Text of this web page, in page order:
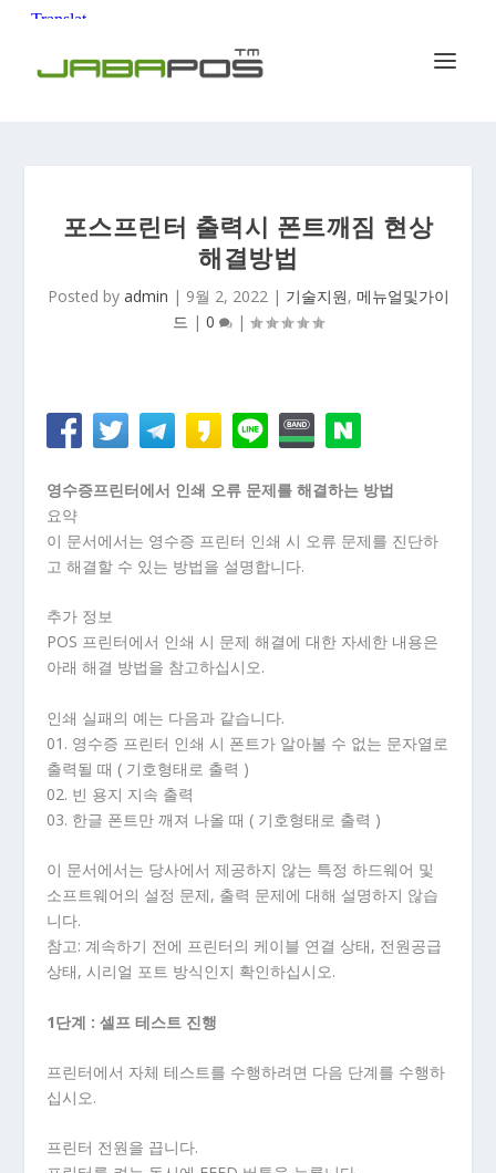
포스프린터 출력시 폰트깨짐 현상
해결방법
Posted by admin | 9월 2, 2022| 기술지원, 메뉴얼및가이
드 | 0 |
영수증프린터에서 인쇄 오류 문제를 해결하는 방법
요약
이 문서에서는 영수증 프린터 인쇄 시 오류 문제를 진단하
고 해결할 수 있는 방법을 설명합니다.
추가 정보
POS 프린터에서 인쇄 시 문제 해결에 대한 자세한 내용은
아래 해결 방법을 참고하십시오.
인쇄 실패의 예는 다음과 같습니다.
01. 영수증 프린터 인쇄 시 폰트가 알아볼 수 없는 문자열로
출력될 때 ( 기호형태로 출력 )
02. 빈 용지 지속 출력
03. 한글 폰트만 깨져 나올 때 ( 기호형태로 출력 )
이 문서에서는 당사에서 제공하지 않는 특정 하드웨어 및
소프트웨어의 설정 문제, 출력 문제에 대해 설명하지 않습
니다.
참고: 계속하기 전에 프린터의 케이블 연결 상태, 전원공급
상태, 시리얼 포트 방식인지 확인하십시오.
1단계 : 셀프 테스트 진행
프린터에서 자체 테스트를 수행하려면 다음 단계를 수행하
십시오.
프린터 전원을 끕니다.